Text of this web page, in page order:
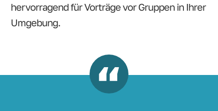
hervorragend für Vorträge vor Gruppen in Ihrer
Umgebung.